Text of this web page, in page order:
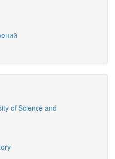
of Science and